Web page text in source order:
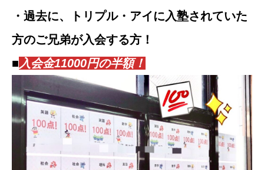
・過去に、トリプル・アイに入塾されていた
方のご兄弟が入会する方！
■入会金11000円の半額！